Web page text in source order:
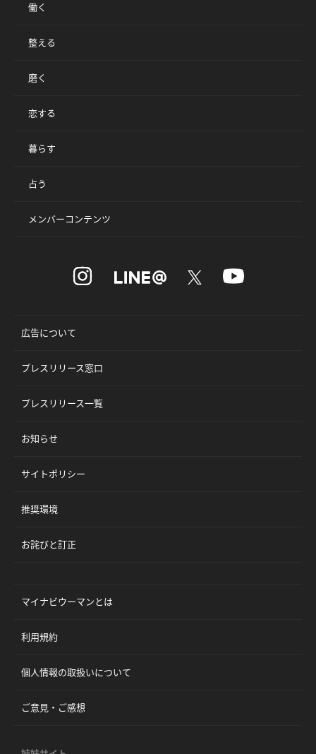
働く
整える
磨く
恋する
暮らす
占う
メンバーコンテンツ
広告について
プレスリリース窓口
プレスリリース一覧
お知らせ
サイトポリシー
推奨環境
お詫びと訂正
マイナビウーマンとは
利用規約
個人情報の取扱いについて
ご意見・ご感想